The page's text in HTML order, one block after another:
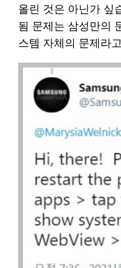
올린 것은 아닌가 싶
됨 문제는 삼성만의
스템 자체의 문제라